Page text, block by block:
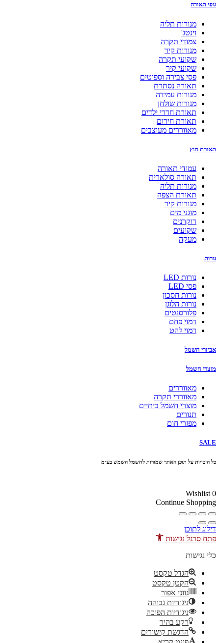
גופי תאורה
מנורות תליה
וינטג'
צמודי תקרה
מנורות קיר
שקועי תקרה
שקועי קיר
פסי צבירה וספוטים
תאורה נסתרת
מנורות עמידה
מנורות שולחן
תאורת חדרי ילדים
תאורת חירום
מאווררים מעוצבים
תאורת חוץ
עמודי תאורה
תאורה סולארית
מנורות תליה
תאורת הצפה
מנורות קיר
מוגני מים
דוקרנים
שקועים
מעקה
נורות
נורות LED
פסי LED
נורות חסכון
נורות הלוגן
פלורסנטים
דמוי פחם
דמוי להט
אביזרי חשמל
מוצרי חשמל
מאווררים
מאווררי תקרה
מוצרי חשמל ביתיים
תנורים
מפזרי חום
SALE
כל הזכויות על תוכן האתר שמורות לחשמל השמש בע״מ
Wishlist 0
Continue Shopping
דילוג לתוכן
פתח סרגל נגישות
כלי נגישות
הגדל טקסט
הקטן טקסט
גווני אפור
ניגודיות גבוהה
ניגודיות הפוכה
רקע בהיר
הדגשת קישורים